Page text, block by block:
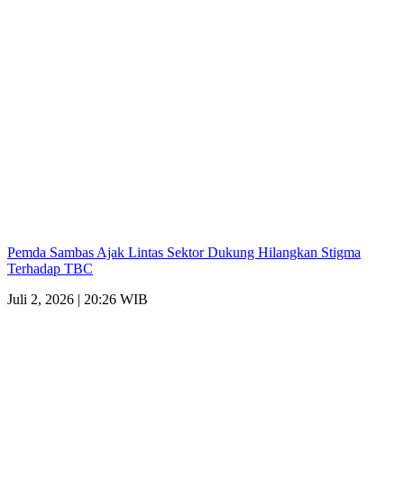
Pemda Sambas Ajak Lintas Sektor Dukung Hilangkan Stigma
Terhadap TBC
Juli 2, 2026 | 20:26 WIB